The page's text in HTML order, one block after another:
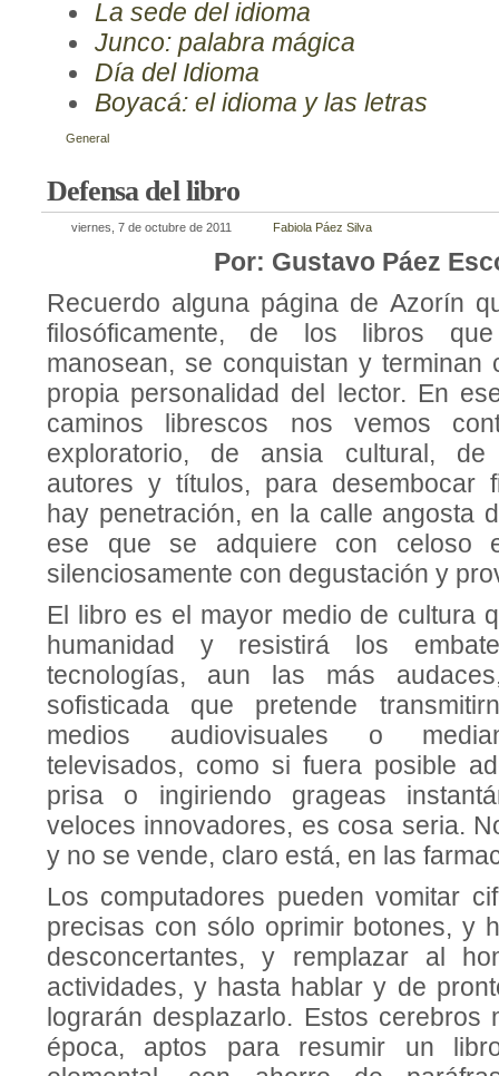
La sede del idioma
Junco: palabra mágica
Día del Idioma
Boyacá: el idioma y las letras
General
Defensa del libro
viernes, 7 de octubre de 2011 Fabiola Páez Silva
Por: Gustavo Páez
Recuerdo alguna página de Azorín
filosóficamente, de los libros
manosean, se conquistan y terminan
propia personalidad del lector. En
caminos librescos nos vemos
exploratorio, de ansia cultural, de
autores y títulos, para desembocar
hay penetración, en la calle angosta
ese que se adquiere con celoso
silenciosamente con degustación y
El libro es el mayor medio de cultura
humanidad y resistirá los
tecnologías, aun las más
sofisticada que pretende
medios audiovisuales o
televisados, como si fuera posible
prisa o ingiriendo grageas
veloces innovadores, es cosa seria.
y no se vende, claro está, en las
Los computadores pueden vomitar
precisas con sólo oprimir botones, y
desconcertantes, y remplazar al
actividades, y hasta hablar y de
lograrán desplazarlo. Estos cere­bros
época, aptos para resumir un